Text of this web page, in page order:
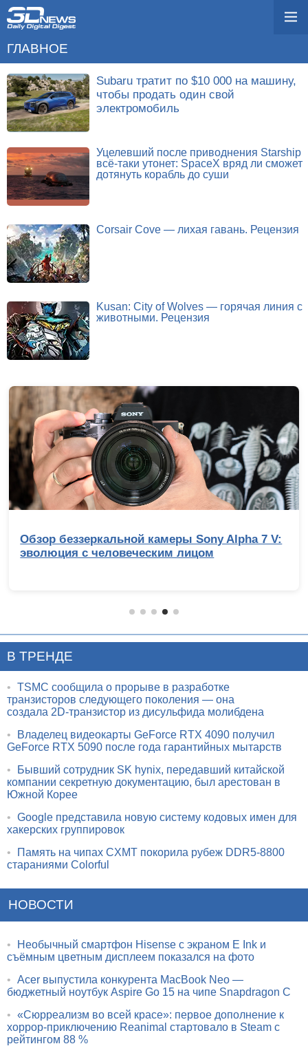
ГЛАВНОЕ
Subaru тратит по $10 000 на машину,
чтобы продать один свой
электромобиль
Уцелевший после приводнения Starship
всё-таки утонет: SpaceX вряд ли сможет
дотянуть корабль до суши
Corsair Cove — лихая гавань. Рецензия
Kusan: City of Wolves — горячая линия с
животными. Рецензия
Обзор беззеркальной камеры Sony Alpha 7 V:
эволюция с человеческим лицом
В ТРЕНДЕ
• TSMC сообщила о прорыве в разработке
транзисторов следующего поколения — она
создала 2D-транзистор из дисульфида молибдена
•
Владелец видеокарты GeForce RTX 4090 получил
GeForce RTX 5090 после года гарантийных мытарств
•
Бывший сотрудник SK hynix, передавший китайской
компании секретную документацию, был арестован в
Южной Корее
• Google представила новую систему кодовых имен для
хакерских группировок
•
Память на чипах CXMT покорила рубеж DDR5-8800
стараниями Colorful
НОВОСТИ
•
Необычный смартфон Hisense с экраном E Ink и
съёмным цветным дисплеем показался на фото
• Acer выпустила конкурента MacBook Neo —
бюджетный ноутбук Aspire Go 15 на чипе Snapdragon C
• «Сюрреализм во всей красе»: первое дополнение к
хоррор-приключению Reanimal стартовало в Steam с
рейтингом 88 %